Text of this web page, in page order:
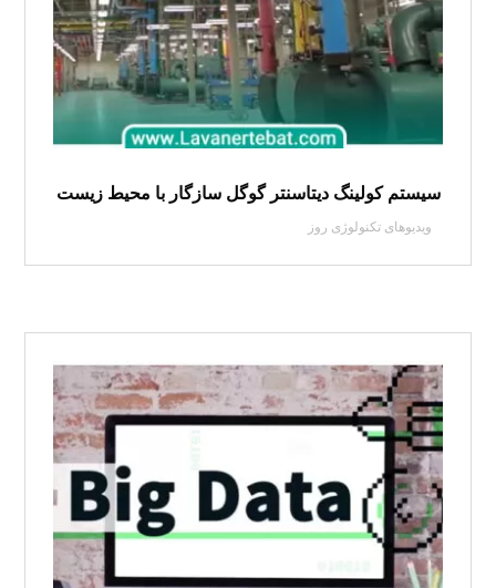
سیستم کولینگ دیتاسنتر گوگل سازگار با محیط زیست
ویدیوهای تکنولوژی روز